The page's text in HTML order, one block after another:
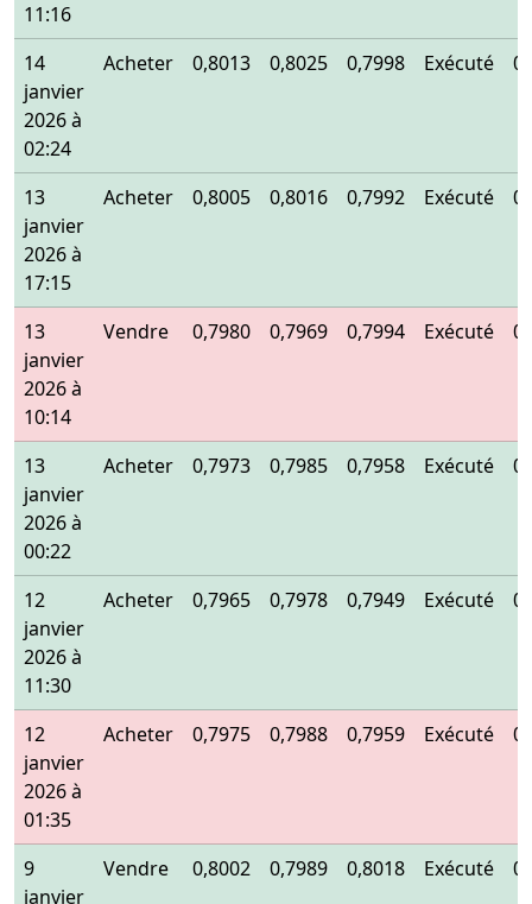
11:16
14
janvier
2026 à
02:24
Acheter 0,8013 0,8025 0,7998 Exécuté
13
janvier
2026 à
17:15
Acheter 0,8005 0,8016 0,7992 Exécuté
13
janvier
2026 à
10:14
Vendre 0,7980 0,7969 0,7994 Exécuté
13
janvier
2026 à
00:22
Acheter 0,7973 0,7985 0,7958 Exécuté
12
janvier
2026 à
11:30
Acheter 0,7965 0,7978 0,7949 Exécuté
12
janvier
2026 à
01:35
Acheter 0,7975 0,7988 0,7959 Exécuté
9
janvier
Vendre 0,8002 0,7989 0,8018 Exécuté